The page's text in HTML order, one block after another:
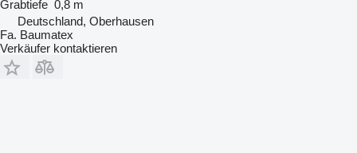
Grabtiefe 0,8 m
Deutschland, Oberhausen
Fa. Baumatex
Verkäufer kontaktieren